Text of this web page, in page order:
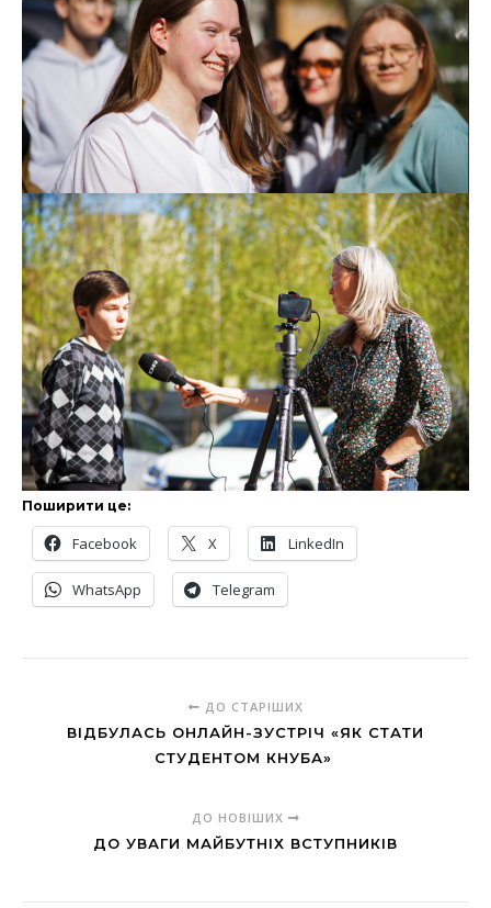
Поширити це:
Facebook X LinkedIn
WhatsApp Telegram
ДО СТАРІШИХ
ВІДБУЛАСЬ ОНЛАЙН-ЗУСТРІЧ «ЯК СТАТИ
СТУДЕНТОМ КНУБА»
ДО НОВІШИХ
ДО УВАГИ МАЙБУТНІХ ВСТУПНИКІВ